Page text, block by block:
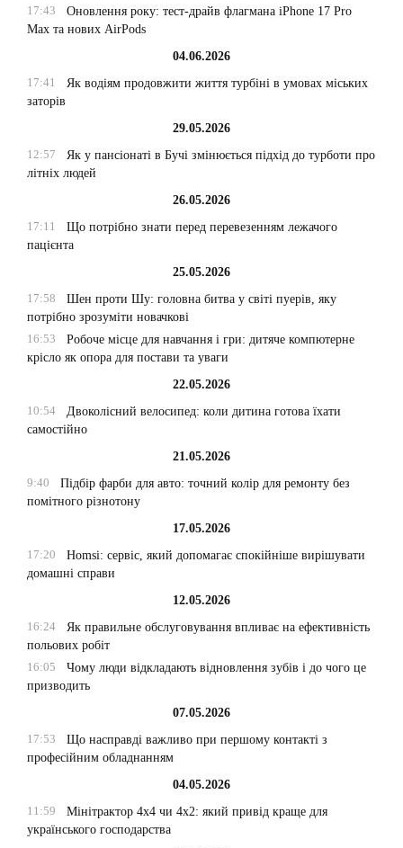
17:43
Оновлення року: тест-драйв флагмана iPhone 17 Pro
Max та нових AirPods
04.06.2026
17:41
Як водіям продовжити життя турбіні в умовах міських
заторів
29.05.2026
12:57
Як у пансіонаті в Бучі змінюється підхід до турботи про
літніх людей
26.05.2026
17:11
Що потрібно знати перед перевезенням лежачого
пацієнта
25.05.2026
17:58
Шен проти Шу: головна битва у світі пуерів, яку
потрібно зрозуміти новачкові
16:53
Робоче місце для навчання і гри: дитяче компютерне
крісло як опора для постави та уваги
22.05.2026
10:54
Двоколісний велосипед: коли дитина готова їхати
самостійно
21.05.2026
9:40
Підбір фарби для авто: точний колір для ремонту без
помітного різнотону
17.05.2026
17:20
Homsi: сервіс, який допомагає спокійніше вирішувати
домашні справи
12.05.2026
16:24
Як правильне обслуговування впливає на ефективність
польових робіт
16:05
Чому люди відкладають відновлення зубів і до чого це
призводить
07.05.2026
17:53
Що насправді важливо при першому контакті з
професійним обладнанням
04.05.2026
11:59
Мінітрактор 4х4 чи 4х2: який привід краще для
українського господарства